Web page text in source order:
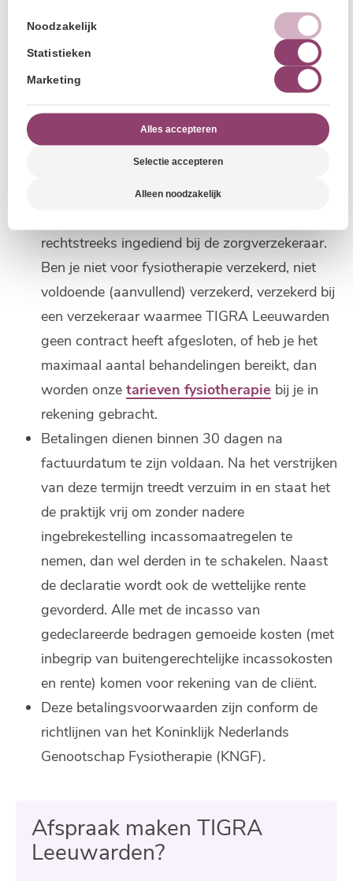
Noodzakelijk
Statistieken
Marketing
Alles accepteren
Selectie accepteren
Alleen noodzakelijk
deze afspraak
van tevoren af te zeggen
(telefonisch, Whatsapp, per mail of door het
inspreken op ons antwoordapparaat). Bij het
niet afzeggen of bij te laat afzeggen, behouden
van het tarief van
de voorgenomen behandeling bij jou in
rekening te brengen. Dit wil zeggen dat de
verzekering deze kosten niet vergoed.
rechtstreeks ingediend bij de zorgverzekeraar.
Ben je niet voor fysiotherapie verzekerd, niet
voldoende (aanvullend) verzekerd, verzekerd bij
een verzekeraar waarmee TIGRA Leeuwarden
geen contract heeft afgesloten, of heb je het
maximaal aantal behandelingen bereikt, dan
worden onze tarieven fysiotherapie bij je in
rekening gebracht.
Betalingen dienen binnen 30 dagen na
factuurdatum te zijn voldaan. Na het verstrijken
van deze termijn treedt verzuim in en staat het
de praktijk vrij om zonder nadere
ingebrekestelling incassomaatregelen te
nemen, dan wel derden in te schakelen. Naast
de declaratie wordt ook de wettelijke rente
gevorderd. Alle met de incasso van
gedeclareerde bedragen gemoeide kosten (met
inbegrip van buitengerechtelijke incassokosten
en rente) komen voor rekening van de cliënt.
Deze betalingsvoorwaarden zijn conform de
richtlijnen van het Koninklijk Nederlands
Genootschap Fysiotherapie (KNGF).
Afspraak maken TIGRA
Leeuwarden?